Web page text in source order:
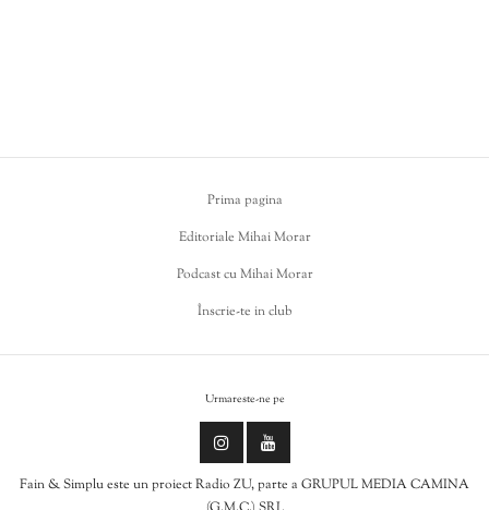
Prima pagina
Editoriale Mihai Morar
Podcast cu Mihai Morar
Înscrie-te in club
Urmareste-ne pe
Fain & Simplu este un proiect Radio ZU, parte a GRUPUL MEDIA CAMINA